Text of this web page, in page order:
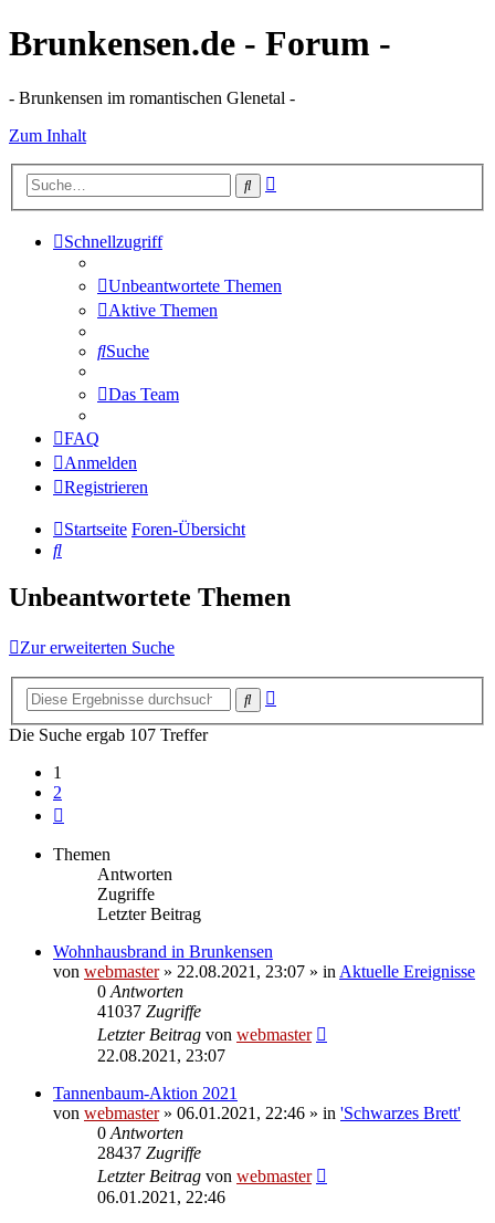
Brunkensen.de - Forum -
- Brunkensen im romantischen Glenetal -
Zum Inhalt
Suche
Schnellzugriff
Unbeantwortete Themen
Aktive Themen
Suche
Das Team
FAQ
Anmelden
Registrieren
Startseite Foren-Übersicht
Suche
Unbeantwortete Themen
Zur erweiterten Suche
Suche
Die Suche ergab 107 Treffer
1
2
Themen
Antworten
Zugriffe
Letzter Beitrag
Wohnhausbrand in Brunkensen
von webmaster» 22.08.2021, 23:07 » in Aktuelle Ereignisse
0 Antworten
41037 Zugriffe
Letzter Beitrag von webmaster
22.08.2021, 23:07
Tannenbaum-Aktion 2021
von webmaster» 06.01.2021, 22:46 » in 'Schwarzes Brett'
0 Antworten
28437 Zugriffe
Letzter Beitrag von webmaster
06.01.2021, 22:46